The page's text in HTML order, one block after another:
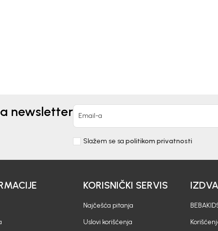
newsletter Email-a
Slažem se sa politikom privatnosti
KORISNIČKI SERVIS
Najčešća pitanja
Uslovi korišćenja